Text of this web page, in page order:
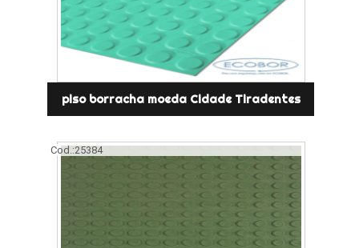
piso borracha moeda Cidade Tiradentes
Cod.:25384